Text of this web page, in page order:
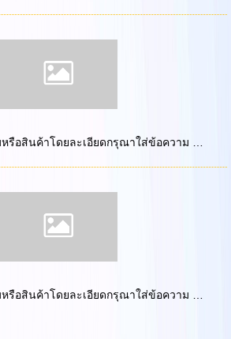
รือสินค้าโดยละเอียดกรุณาใส่ข้อความ …
รือสินค้าโดยละเอียดกรุณาใส่ข้อความ …